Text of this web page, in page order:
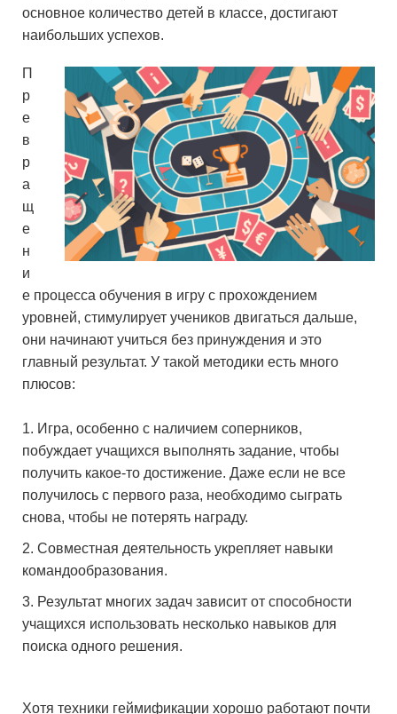
основное количество детей в классе, достигают
наибольших успехов.
П
р
е
в
р
а
щ
е
н
и
е процесса обучения в игру с прохождением
уровней, стимулирует учеников двигаться дальше,
они начинают учиться без принуждения и это
главный результат. У такой методики есть много
плюсов:
Игра, особенно с наличием соперников,
побуждает учащихся выполнять задание, чтобы
получить какое-то достижение. Даже если не все
получилось с первого раза, необходимо сыграть
снова, чтобы не потерять награду.
Совместная деятельность укрепляет навыки
командообразования.
Результат многих задач зависит от способности
учащихся использовать несколько навыков для
поиска одного решения.
Хотя техники геймификации хорошо работают почти